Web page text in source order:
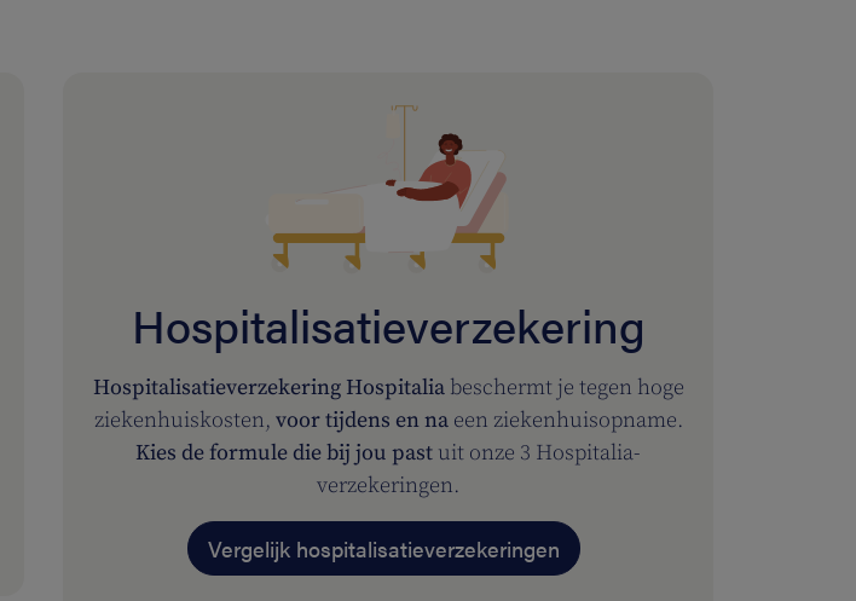
Hospitalisatieverzekering
Hospitalisatieverzekering Hospitaliabeschermt je tegen hoge
ziekenhuiskosten, voor tijdens en na een ziekenhuisopname.
Kies de formule die bij jou past uit onze 3 Hospitalia-
verzekeringen.
Vergelijk hospitalisatieverzekeringen